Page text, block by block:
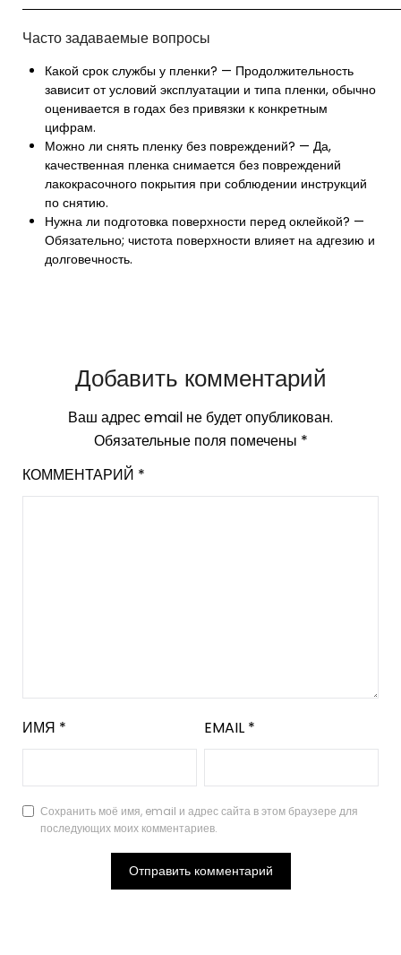
Часто задаваемые вопросы
Какой срок службы у пленки? — Продолжительность
зависит от условий эксплуатации и типа пленки, обычно
оценивается в годах без привязки к конкретным
цифрам.
Можно ли снять пленку без повреждений? — Да,
качественная пленка снимается без повреждений
лакокрасочного покрытия при соблюдении инструкций
по снятию.
Нужна ли подготовка поверхности перед оклейкой? —
Обязательно; чистота поверхности влияет на адгезию и
долговечность.
Добавить комментарий
Ваш адрес email не будет опубликован.
Обязательные поля помечены *
КОММЕНТАРИЙ *
ИМЯ * EMAIL *
Сохранить моё имя, email и адрес сайта в этом браузере для
последующих моих комментариев.